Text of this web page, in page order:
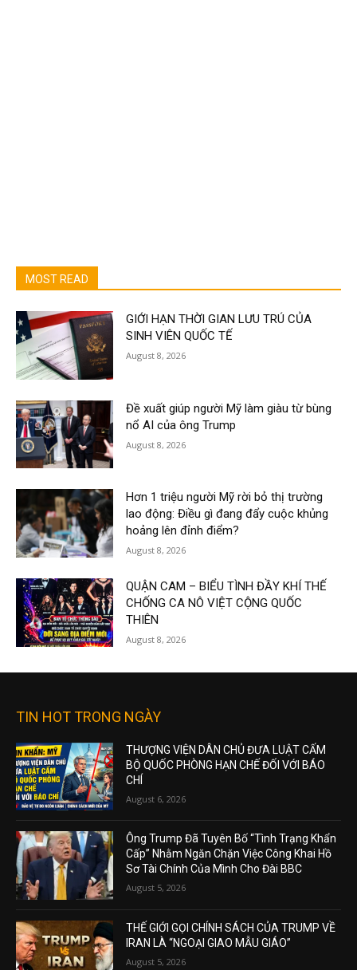
MOST READ
GIỚI HẠN THỜI GIAN LƯU TRÚ CỦA
SINH VIÊN QUỐC TẾ
August 8, 2026
Đề xuất giúp người Mỹ làm giàu từ bùng
nổ AI của ông Trump
August 8, 2026
Hơn 1 triệu người Mỹ rời bỏ thị trường
lao động: Điều gì đang đẩy cuộc khủng
hoảng lên đỉnh điểm?
August 8, 2026
QUẬN CAM – BIỂU TÌNH ĐẦY KHÍ THẾ
CHỐNG CA NÔ VIỆT CỘNG QUỐC
THIÊN
August 8, 2026
TIN HOT TRONG NGÀY
THƯỢNG VIỆN DÂN CHỦ ĐƯA LUẬT CẤM
BỘ QUỐC PHÒNG HẠN CHẾ ĐỐI VỚI BÁO
CHÍ
August 6, 2026
Ông Trump Đã Tuyên Bố “Tình Trạng Khẩn
Cấp” Nhằm Ngăn Chặn Việc Công Khai Hồ
Sơ Tài Chính Của Mình Cho Đài BBC
August 5, 2026
THẾ GIỚI GỌI CHÍNH SÁCH CỦA TRUMP VỀ
IRAN LÀ “NGOẠI GIAO MẪU GIÁO”
August 5, 2026